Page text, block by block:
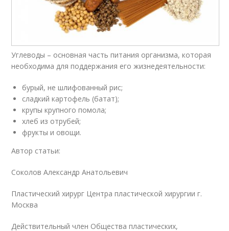
Углеводы – основная часть питания организма, которая
необходима для поддержания его жизнедеятельности:
бурый, не шлифованный рис;
сладкий картофель (батат);
крупы крупного помола;
хлеб из отрубей;
фрукты и овощи.
Автор статьи:
Соколов Александр Анатольевич
Пластический хирург Центра пластической хирургии г.
Москва
Действительный член Общества пластических,